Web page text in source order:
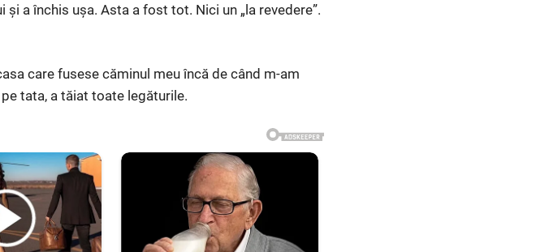
a închis ușa. Asta a fost tot. Nici un „la revedere”.
care fusese căminul meu încă de când m-am
tata, a tăiat toate legăturile.